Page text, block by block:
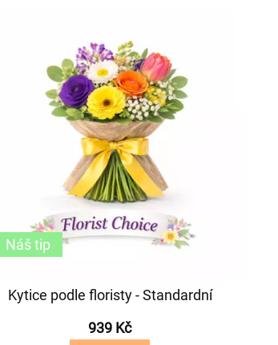
Kytice podle floristy - Standardní
939 Kč
Náš tip